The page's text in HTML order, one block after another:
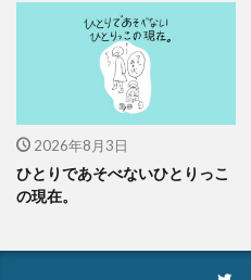
2026年8月3日
ひとりであそべないひとりっこ
の現在。